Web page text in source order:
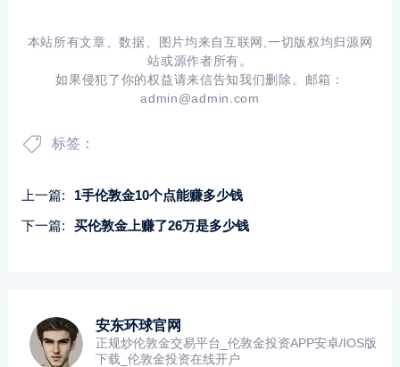
本站所有文章、数据、图片均来自互联网,一切版权均归源网
站或源作者所有。
如果侵犯了你的权益请来信告知我们删除。邮箱：
admin@admin.com
标签：
上一篇:
1手伦敦金10个点能赚多少钱
下一篇:
买伦敦金上赚了26万是多少钱
安东环球官网
正规炒伦敦金交易平台_伦敦金投资APP安卓/IOS版
下载_伦敦金投资在线开户